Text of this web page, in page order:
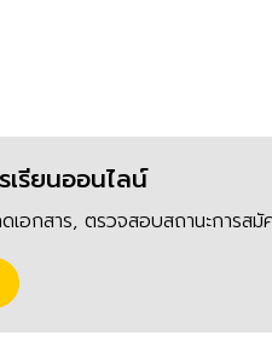
รียนออนไลน์
อกสาร, ตรวจสอบสถานะการสมั